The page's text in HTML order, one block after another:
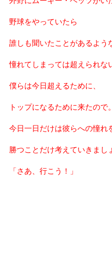
野球をやっていたら
誰しも聞いたことがあるよう
憧れてしまっては超えられな
僕らは今日超えるために、
トップになるために来たので。
今日一日だけは彼らへの憧れ
勝つことだけ考えていきまし
「さあ、行こう！」